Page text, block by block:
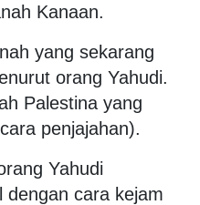
Kanaan.
yang sekarang
orang Yahudi.
Palestina yang
penjajahan).
Yahudi
dengan cara kejam